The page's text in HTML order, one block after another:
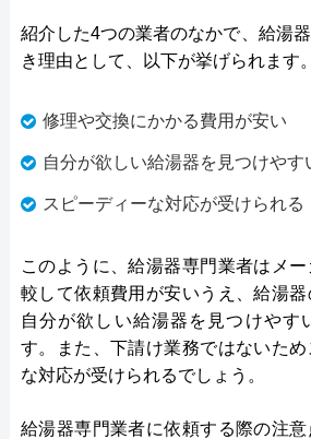
紹介した4つの業者のなかで、給湯
き理由として、以下が挙げられます。
修理や交換にかかる費用が安い
自分が欲しい給湯器を見つけやす
スピーディーな対応が受けられる
このように、給湯器専門業者はメ
較して依頼費用が安いうえ、給湯
自分が欲しい給湯器を見つけやす
す。また、下請け業務ではないた
な対応が受けられるでしょう。
給湯器専門業者に依頼する際の注